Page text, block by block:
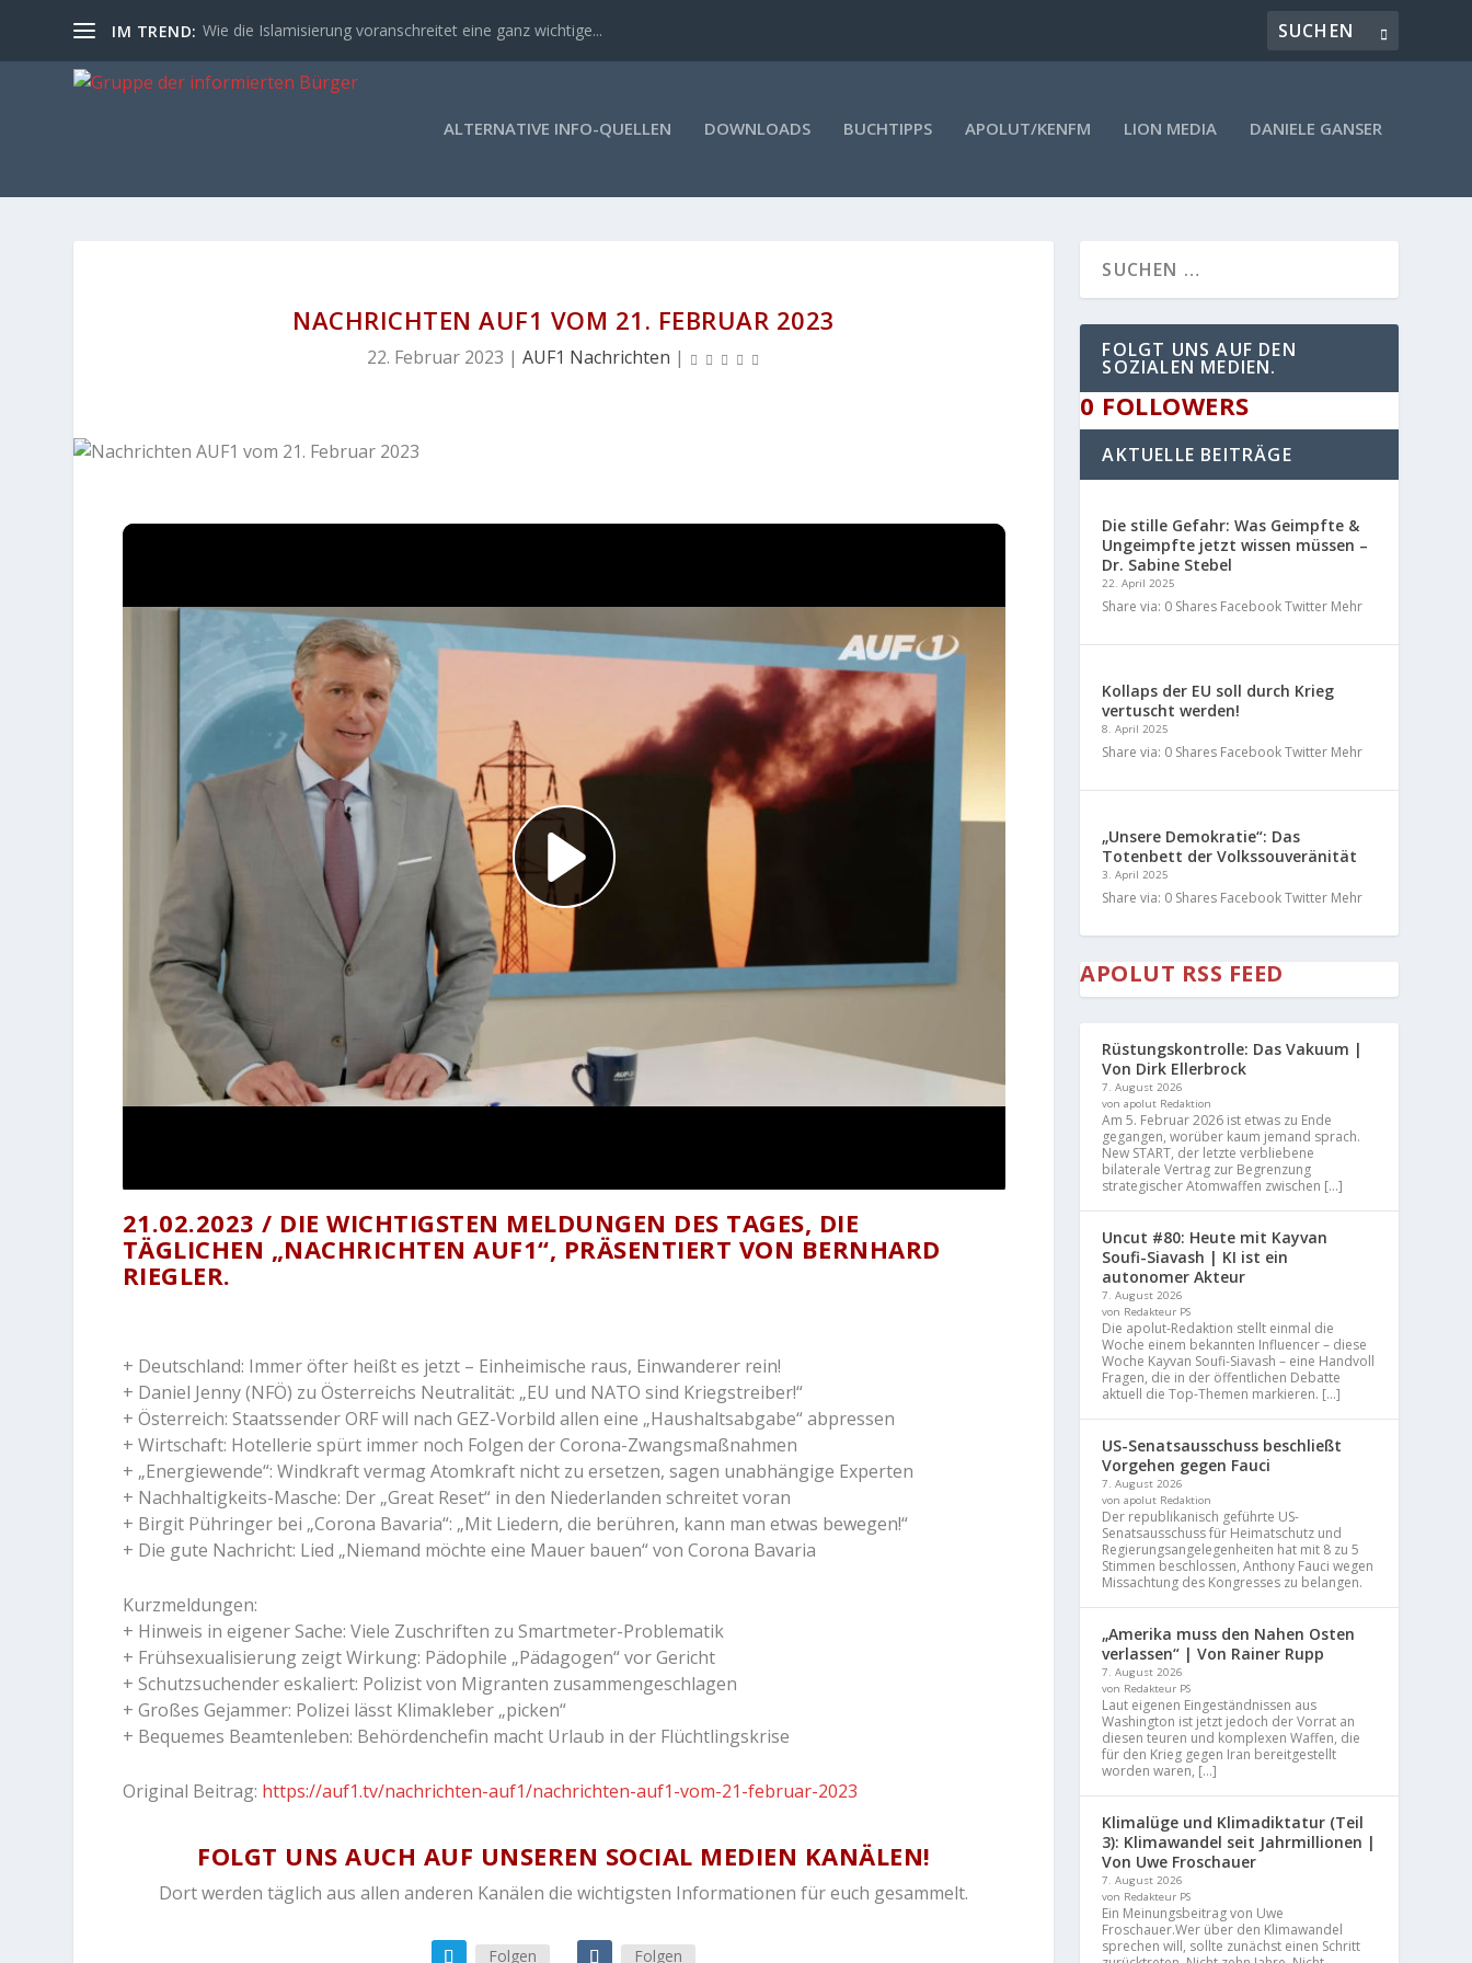
IM TREND: Wie die Islamisierung voranschreitet eine ganz wichtige...
ALTERNATIVE INFO-QUELLEN DOWNLOADS BUCHTIPPS APOLUT/KENFM LION MEDIA DANIELE GANSER
NACHRICHTEN AUF1 VOM 21. FEBRUAR 2023
22. Februar 2023 | AUF1 Nachrichten |
21.02.2023 / DIE WICHTIGSTEN MELDUNGEN DES TAGES, DIE
TÄGLICHEN „NACHRICHTEN AUF1“, PRÄSENTIERT VON BERNHARD
RIEGLER.
+ Deutschland: Immer öfter heißt es jetzt – Einheimische raus, Einwanderer rein!
+ Daniel Jenny (NFÖ) zu Österreichs Neutralität: „EU und NATO sind Kriegstreiber!“
+ Österreich: Staatssender ORF will nach GEZ-Vorbild allen eine „Haushaltsabgabe“ abpressen
+ Wirtschaft: Hotellerie spürt immer noch Folgen der Corona-Zwangsmaßnahmen
+ „Energiewende“: Windkraft vermag Atomkraft nicht zu ersetzen, sagen unabhängige Experten
+ Nachhaltigkeits-Masche: Der „Great Reset“ in den Niederlanden schreitet voran
+ Birgit Pühringer bei „Corona Bavaria“: „Mit Liedern, die berühren, kann man etwas bewegen!“
+ Die gute Nachricht: Lied „Niemand möchte eine Mauer bauen“ von Corona Bavaria
Kurzmeldungen:
+ Hinweis in eigener Sache: Viele Zuschriften zu Smartmeter-Problematik
+ Frühsexualisierung zeigt Wirkung: Pädophile „Pädagogen“ vor Gericht
+ Schutzsuchender eskaliert: Polizist von Migranten zusammengeschlagen
+ Großes Gejammer: Polizei lässt Klimakleber „picken“
+ Bequemes Beamtenleben: Behördenchefin macht Urlaub in der Flüchtlingskrise
Original Beitrag: https://auf1.tv/nachrichten-auf1/nachrichten-auf1-vom-21-februar-2023
FOLGT UNS AUCH AUF UNSEREN SOCIAL MEDIEN KANÄLEN!
Dort werden täglich aus allen anderen Kanälen die wichtigsten Informationen für euch gesammelt.
Folgen Folgen
FOLGT UNS AUF DEN
SOZIALEN MEDIEN.
0 FOLLOWERS
AKTUELLE BEITRÄGE
Die stille Gefahr: Was Geimpfte &
Ungeimpfte jetzt wissen müssen –
Dr. Sabine Stebel
22. April 2025
Share via: 0 Shares Facebook Twitter Mehr
Kollaps der EU soll durch Krieg
vertuscht werden!
8. April 2025
Share via: 0 Shares Facebook Twitter Mehr
„Unsere Demokratie“: Das
Totenbett der Volkssouveränität
3. April 2025
Share via: 0 Shares Facebook Twitter Mehr
APOLUT RSS FEED
Rüstungskontrolle: Das Vakuum |
Von Dirk Ellerbrock
7. August 2026
von apolut Redaktion
Am 5. Februar 2026 ist etwas zu Ende
gegangen, worüber kaum jemand sprach.
New START, der letzte verbliebene
bilaterale Vertrag zur Begrenzung
strategischer Atomwaffen zwischen […]
Uncut #80: Heute mit Kayvan
Soufi-Siavash | KI ist ein
autonomer Akteur
7. August 2026
von Redakteur PS
Die apolut-Redaktion stellt einmal die
Woche einem bekannten Influencer – diese
Woche Kayvan Soufi-Siavash – eine Handvoll
Fragen, die in der öffentlichen Debatte
aktuell die Top-Themen markieren. […]
US-Senatsausschuss beschließt
Vorgehen gegen Fauci
7. August 2026
von apolut Redaktion
Der republikanisch geführte US-
Senatsausschuss für Heimatschutz und
Regierungsangelegenheiten hat mit 8 zu 5
Stimmen beschlossen, Anthony Fauci wegen
Missachtung des Kongresses zu belangen.
„Amerika muss den Nahen Osten
verlassen“ | Von Rainer Rupp
7. August 2026
von Redakteur PS
Laut eigenen Eingeständnissen aus
Washington ist jetzt jedoch der Vorrat an
diesen teuren und komplexen Waffen, die
für den Krieg gegen Iran bereitgestellt
worden waren, […]
Klimalüge und Klimadiktatur (Teil
3): Klimawandel seit Jahrmillionen |
Von Uwe Froschauer
7. August 2026
von Redakteur PS
Ein Meinungsbeitrag von Uwe
Froschauer.Wer über den Klimawandel
sprechen will, sollte zunächst einen Schritt